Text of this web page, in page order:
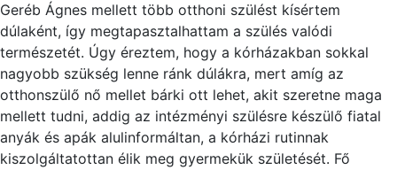
Geréb Ágnes mellett több otthoni szülést kísértem
dúlaként, így megtapasztalhattam a szülés valódi
természetét. Úgy éreztem, hogy a kórházakban sokkal
nagyobb szükség lenne ránk dúlákra, mert amíg az
otthonszülő nő mellet bárki ott lehet, akit szeretne maga
mellett tudni, addig az intézményi szülésre készülő fiatal
anyák és apák alulinformáltan, a kórházi rutinnak
kiszolgáltatottan élik meg gyermekük születését. Fő